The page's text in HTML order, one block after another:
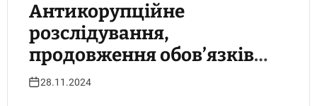
Антикорупційне
розслідування,
продовження обов’язків
суддів у справі про
28.11.2024